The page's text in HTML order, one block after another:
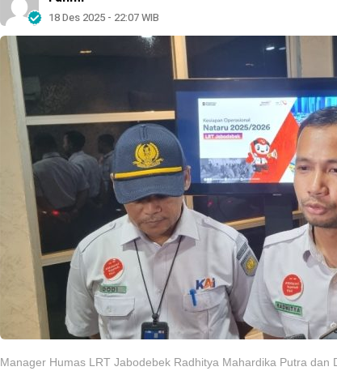
18 Des 2025 - 22:07 WIB
Manager Humas LRT Jabodebek Radhitya Mahardika Putra dan